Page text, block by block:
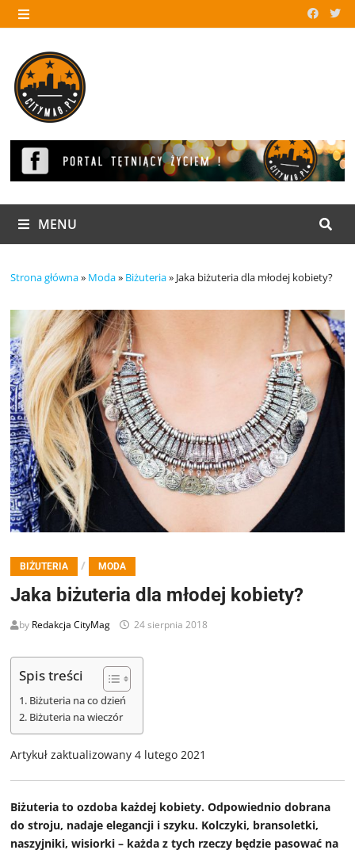
Skip
to
MENU
MENU
Strona główna» Moda» Biżuteria» Jaka biżuteria dla młodej kobiety?
BIŻUTERIA / MODA
Jaka biżuteria dla młodej kobiety?
by Redakcja CityMag 24 sierpnia 2018
Spis treści
Biżuteria na co dzień
Biżuteria na wieczór
Artykuł zaktualizowany 4 lutego 2021
Biżuteria to ozdoba każdej kobiety. Odpowiednio dobrana
do stroju, nadaje elegancji i szyku. Kolczyki, bransoletki,
naszyjniki, wisiorki – każda z tych rzeczy będzie pasować na